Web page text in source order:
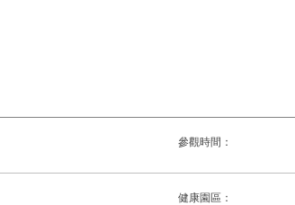
參觀時間：
健康園區：